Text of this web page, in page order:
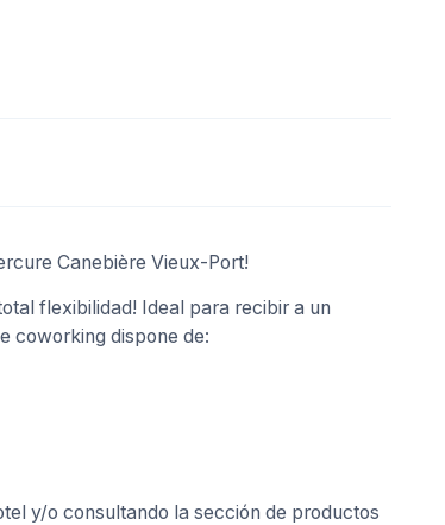
Canebière Vieux-Port!
flexibilidad! Ideal para recibir a un
coworking dispone de:
y/o consultando la sección de productos